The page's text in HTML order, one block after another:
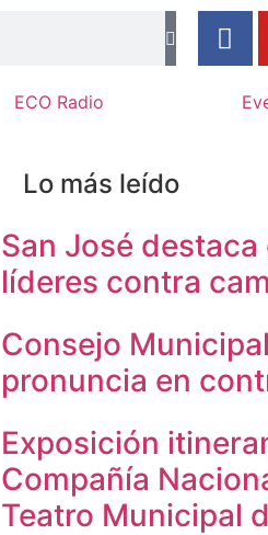
ECO Radio
Lo más leído
San José
líderes contra
Consejo
pronuncia en
Exposición
Compañía
Teatro Municipal